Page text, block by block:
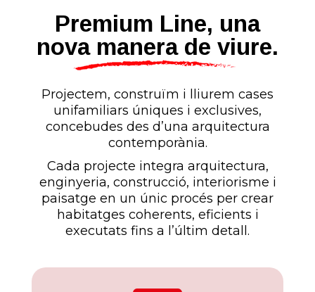
Premium Line, una
nova manera de viure.
Projectem, construïm i lliurem cases
unifamiliars úniques i exclusives,
concebudes des d’una arquitectura
contemporània.
Cada projecte integra arquitectura,
enginyeria, construcció, interiorisme i
paisatge en un únic procés per crear
habitatges coherents, eficients i
executats fins a l’últim detall.